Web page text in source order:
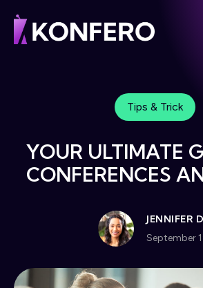
Tips & Trick
YOUR ULTIMATE
CONFERENCES
JENNIFER
September